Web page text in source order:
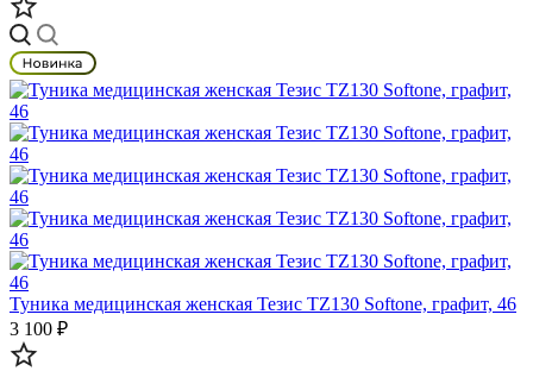
Туника медицинская женская Тезис TZ130 Softone, графит, 46
3 100 ₽